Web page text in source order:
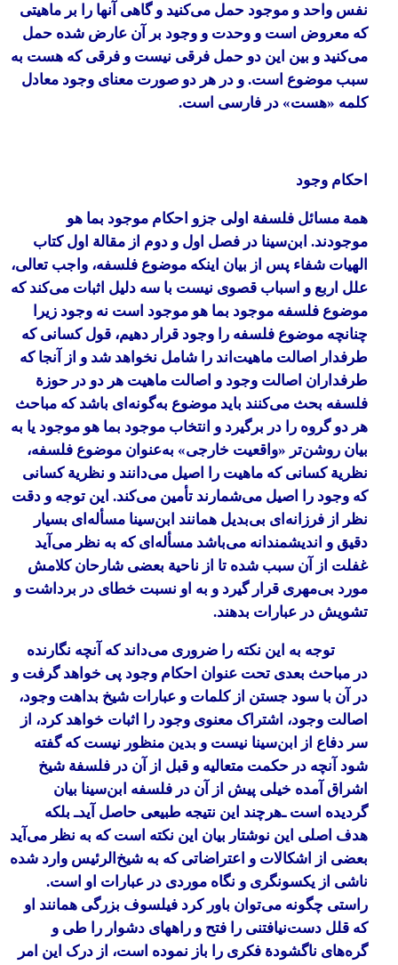
نفس واحد و موجود حمل می‌کنید و گاهی آنها را بر ماهیتی
که معروض است و وحدت و وجود بر آن عارض شده حمل
می‌کنید و بین این دو حمل فرقی نیست و فرقی که هست به
سبب موضوع است. و در هر دو صورت معنای وجود معادل
کلمه «هست» در فارسی است.
احکام وجود
همة مسائل فلسفة اولی جزو احکام موجود بما هو
موجودند. ابن‌سینا در فصل اول و دوم از مقالة اول کتاب
الهیات شفاء پس از بیان اینکه موضوع فلسفه، واجب تعالی،
علل اربع و اسباب قصوی نیست با سه دلیل اثبات می‌کند که
موضوع فلسفه موجود بما هو موجود است نه وجود زیرا
چنانچه موضوع فلسفه را وجود قرار دهیم، قول کسانی که
طرفدار اصالت ماهیت‌اند را شامل نخواهد شد و از آنجا که
طرفداران اصالت وجود و اصالت ماهیت هر دو در حوزة
فلسفه بحث می‌کنند باید موضوع به‌گونه‌ای باشد که مباحث
هر دو گروه را در برگیرد و انتخاب موجود بما هو موجود یا به
بیان روشن‌تر «واقعیت خارجی» به‌عنوان موضوع فلسفه،
نظریة کسانی که ماهیت را اصیل می‌دانند و نظریة کسانی
که وجود را اصیل می‌شمارند تأمین می‌کند. این توجه و دقت
نظر از فرزانه‌ای بی‌بدیل همانند ابن‌سینا مسأله‌ای بسیار
دقیق و اندیشمندانه می‌باشد مسأله‌ای که به نظر می‌آید
غفلت از آن سبب شده تا از ناحیة بعضی شارحان کلامش
مورد بی‌مهری قرار گیرد و به او نسبت خطای در برداشت و
تشویش در عبارات بدهند.
توجه به این نکته را ضروری می‌داند که آنچه نگارنده
در مباحث بعدی تحت عنوان احکام وجود پی خواهد گرفت و
در آن با سود جستن از کلمات و عبارات شیخ بداهت وجود،
اصالت وجود، اشتراک معنوی وجود را اثبات خواهد کرد، از
سر دفاع از ابن‌سینا نیست و بدین منظور نیست که گفته
شود آنچه در حکمت متعالیه و قبل از آن در فلسفة شیخ
اشراق آمده خیلی پیش از آن در فلسفه ابن‌سینا بیان
گردیده است ـ‌هرچند این نتیجه طبیعی حاصل آیدـ بلکه
هدف اصلی این نوشتار بیان این نکته است که به نظر می‌آید
بعضی از اشکالات و اعتراضاتی که به شیخ‌الرئیس وارد شده
ناشی از یکسونگری و نگاه موردی در عبارات او است.
راستی چگونه می‌توان باور کرد فیلسوف بزرگی همانند او
که قلل دست‌نیافتنی را فتح و راههای دشوار را طی و
گره‌های ناگشودة فکری را باز نموده است، از درک این امر